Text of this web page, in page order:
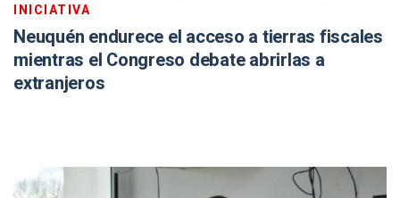
INICIATIVA
Neuquén endurece el acceso a tierras fiscales
mientras el Congreso debate abrirlas a
extranjeros